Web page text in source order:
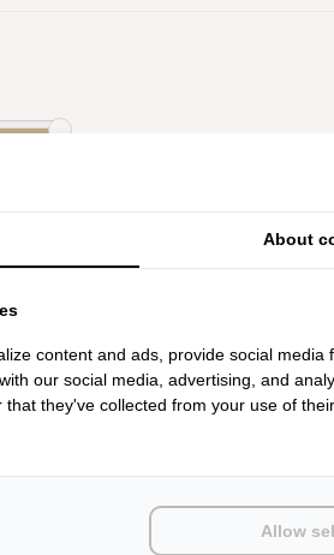
About
content and ads, provide social
our social media, advertising, and
they've collected from your use of
Allow